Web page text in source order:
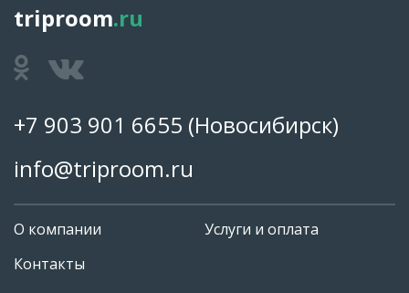
triproom.ru
+7 903 901 6655 (Новосибирск)
info@triproom.ru
О компании
Контакты
Услуги и оплата